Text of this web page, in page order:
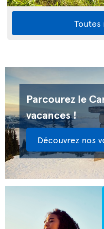
Parcourez le
vacances !
Découvrez nos